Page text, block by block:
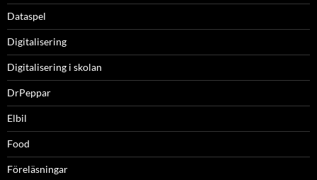
Dataspel
Digitalisering
Digitalisering i skolan
DrPeppar
Elbil
Food
Föreläsningar